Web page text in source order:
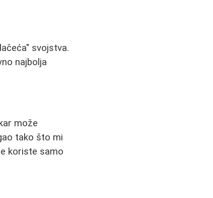
svojstva.
najbolja
može
tako što mi
koriste samo